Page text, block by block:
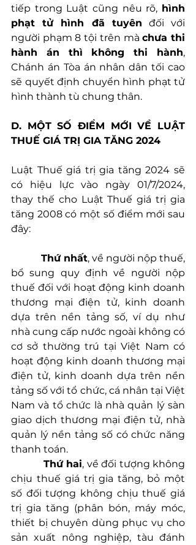
tiếp trong Luật cũng nêu rõ, hình
phạt tử hình đã tuyên đối với
người phạm 8 tội trên mà chưa thi
hành án thì không thi hành,
Chánh án Tòa án nhân dân tối cao
sẽ quyết định chuyển hình phạt tử
hình thành tù chung thân.
D. MỘT SỐ ĐIỂM MỚI VỀ LUẬT
THUẾ GIÁ TRỊ GIA TĂNG 2024
Luật Thuế giá trị gia tăng 2024 sẽ
có hiệu lực vào ngày 01/7/2024,
thay thế cho Luật Thuế giá trị gia
tăng 2008 có một số điểm mới sau
đây:
Thứ nhất, về người nộp thuế,
bổ sung quy định về người nộp
thuế đối với hoạt động kinh doanh
thương mại điện tử, kinh doanh
dựa trên nền tảng số, ví dụ như
nhà cung cấp nước ngoài không có
cơ sở thường trú tại Việt Nam có
hoạt động kinh doanh thương mại
điện tử, kinh doanh dựa trên nền
tảng số với tổ chức, cá nhân tại Việt
Nam và tổ chức là nhà quản lý sàn
giao dịch thương mại điện tử, nhà
quản lý nền tảng số có chức năng
thanh toán.
Thứ hai, về đối tượng không
chịu thuế giá trị gia tăng, bỏ một
số đối tượng không chịu thuế giá
trị gia tăng (phân bón, máy móc,
thiết bị chuyên dùng phục vụ cho
sản xuất nông nghiệp, tàu đánh